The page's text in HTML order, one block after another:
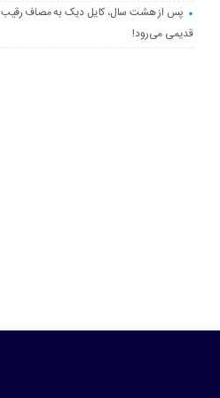
پس از هشت سال، کایل دیک به مصاف رقیب
قدیمی می‌رود!